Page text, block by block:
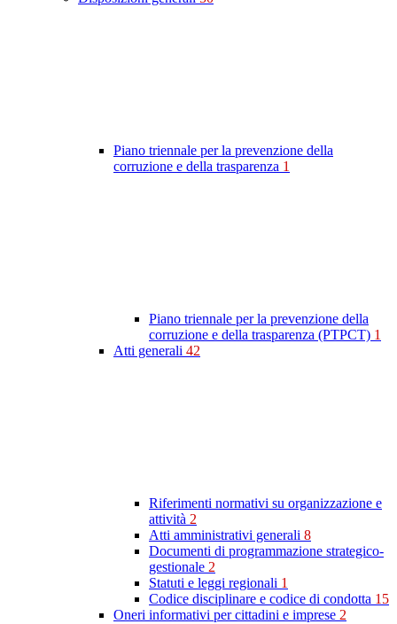
Piano triennale per la prevenzione della
corruzione e della trasparenza 1
Piano triennale per la prevenzione della
corruzione e della trasparenza (PTPCT) 1
Atti generali 42
Riferimenti normativi su organizzazione e
attività 2
Atti amministrativi generali 8
Documenti di programmazione strategico-
gestionale 2
Statuti e leggi regionali 1
Codice disciplinare e codice di condotta 15
Oneri informativi per cittadini e imprese 2